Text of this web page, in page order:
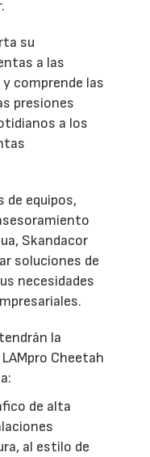
su
a las
comprende las
presiones
a los
de equipos,
Skandacor
soluciones de
necesidades
la
Cheetah
de alta
al estilo de